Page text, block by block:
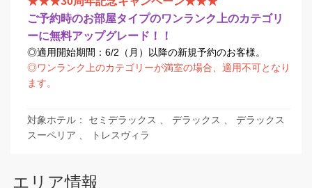
ご予約時のお部屋タイプのワンランク上のカテゴリ
ーに無料アップグレード！！
◎適用開始期間：6/2（月）以降の新規予約のお客様。
◎ワンランク上のカテゴリーが満室の場合、適用不可となり
ます。
対象ホテル： セミデラックス 、 デラックス 、 デラックス
スーペリア 、 トレスヴィラ
エリア情報